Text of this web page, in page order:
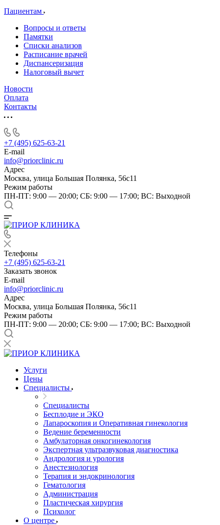
Пациентам
Вопросы и ответы
Памятки
Списки анализов
Расписание врачей
Диспансеризация
Налоговый вычет
Новости
Оплата
Контакты
+7 (495) 625-63-21
E-mail
info@priorclinic.ru
Адрес
Москва, улица Большая Полянка, 56с11
Режим работы
ПН-ПТ: 9:00 — 20:00; СБ: 9:00 — 17:00; ВС: Выходной
Телефоны
+7 (495) 625-63-21
Заказать звонок
E-mail
info@priorclinic.ru
Адрес
Москва, улица Большая Полянка, 56с11
Режим работы
ПН-ПТ: 9:00 — 20:00; СБ: 9:00 — 17:00; ВС: Выходной
Услуги
Цены
Специалисты
Специалисты
Бесплодие и ЭКО
Лапароскопия и Оперативная гинекология
Ведение беременности
Амбулаторная онкогинекология
Экспертная ультразвуковая диагностика
Андрология и урология
Анестезиология
Терапия и эндокринология
Гематология
Администрация
Пластическая хирургия
Психолог
О центре